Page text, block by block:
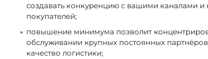
создавать конкуренцию с вашими каналами и
покупателей;
повышение минимума позволит
обслуживании крупных постоянных партнёров
качество логистики;